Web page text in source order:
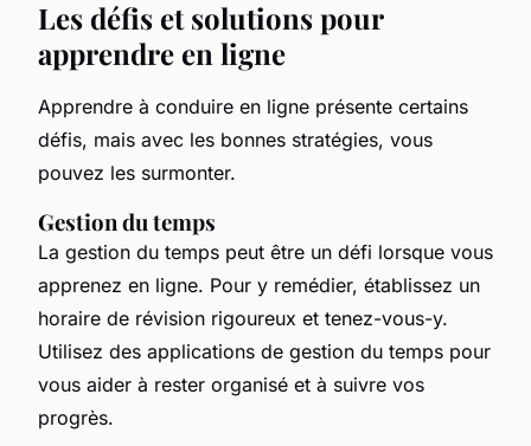
Les défis et solutions pour
apprendre en ligne
Apprendre à conduire en ligne présente certains
défis, mais avec les bonnes stratégies, vous
pouvez les surmonter.
Gestion du temps
La gestion du temps peut être un défi lorsque vous
apprenez en ligne. Pour y remédier, établissez un
horaire de révision rigoureux et tenez-vous-y.
Utilisez des applications de gestion du temps pour
vous aider à rester organisé et à suivre vos
progrès.